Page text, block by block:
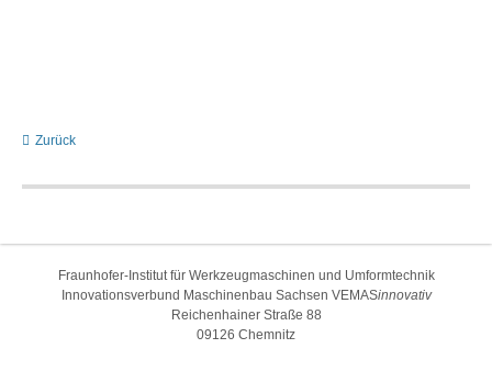
Zurück
Fraunhofer-Institut für Werkzeugmaschinen und Umformtechnik
Innovationsverbund Maschinenbau Sachsen VEMASinnovativ
Reichenhainer Straße 88
09126 Chemnitz